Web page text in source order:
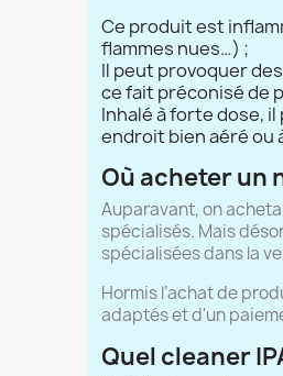
Ce produit est
flammes nues…) ;
Il peut provoquer
ce fait préconisé de
Inhalé à forte dose,
endroit bien aéré
Où acheter un
Auparavant, on
spécialisés. Mais
spécialisées dans la
Hormis l’achat de
adaptés et d'un
Quel cleaner